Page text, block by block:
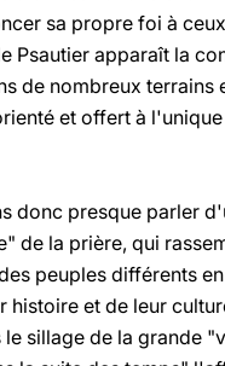
sa propre foi à
Psautier apparaît la
de nombreux terrains
et offert à
donc presque parler
de la prière, qui
peuples différents
histoire et de leur
sillage de la grande